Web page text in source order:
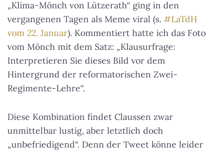
„Klima-Mönch von Lützerath“ ging in den
vergangenen Tagen als Meme viral (s. #LaTdH
vom 22. Januar). Kommentiert hatte ich das Foto
vom Mönch mit dem Satz: „Klausurfrage:
Interpretieren Sie dieses Bild vor dem
Hintergrund der reformatorischen Zwei-
Regimente-Lehre“.
Diese Kombination findet Claussen zwar
unmittelbar lustig, aber letztlich doch
„unbefriedigend“. Denn der Tweet könne leider